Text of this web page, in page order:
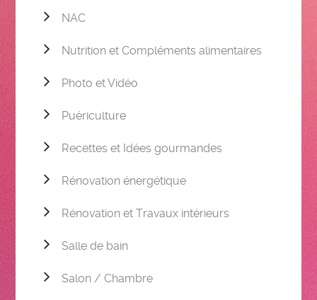
NAC
Nutrition et Compléments alimentaires
Photo et Vidéo
Puériculture
Recettes et Idées gourmandes
Rénovation énergétique
Rénovation et Travaux intérieurs
Salle de bain
Salon / Chambre